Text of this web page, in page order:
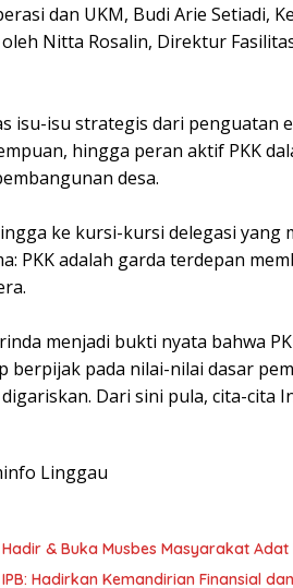
dan UKM, Budi Arie Setiadi,
Nitta Rosalin, Direktur
isu-isu strategis dari penguatan
hingga peran aktif PKK
desa.
ke kursi-kursi delegasi yang
PKK adalah garda terdepan
menjadi bukti nyata bahwa
berpijak pada nilai-nilai dasar
Dari sini pula, cita-cita
Linggau
& Buka Musbes Masyarakat Adat
IPB: Hadirkan Kemandirian Finansial